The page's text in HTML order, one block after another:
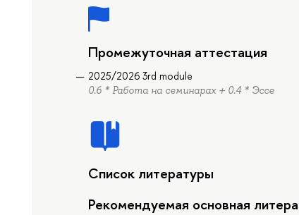
Промежуточная аттестация
2025/2026 3rd module
0.6 * Работа на семинарах + 0.4 * Эссе
Список литературы
Рекомендуемая основная